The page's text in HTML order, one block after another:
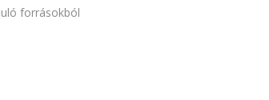
forrásokból